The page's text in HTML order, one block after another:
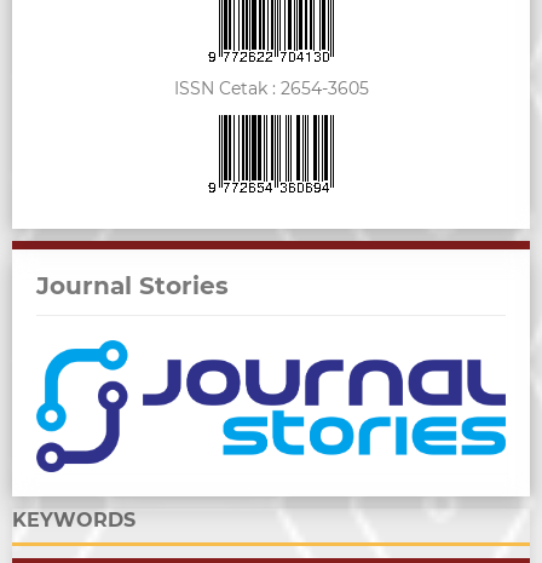
ISSN Cetak : 2654-3605
Journal Stories
KEYWORDS